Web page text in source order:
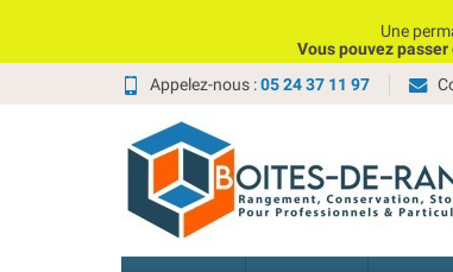
Une
Vous pouvez
Appelez-nous :05 24 37 11 97